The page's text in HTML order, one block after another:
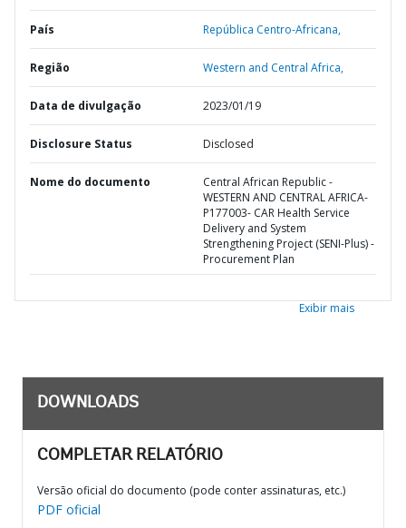
País República Centro-Africana,
Região Western and Central Africa,
Data de divulgação 2023/01/19
Disclosure Status Disclosed
Nome do documento
Central African Republic -
WESTERN AND CENTRAL AFRICA-
P177003- CAR Health Service
Delivery and System
Strengthening Project (SENI-Plus) -
Procurement Plan
Exibir mais
DOWNLOADS
COMPLETAR RELATÓRIO
Versão oficial do documento (pode conter assinaturas, etc.)
PDF oficial